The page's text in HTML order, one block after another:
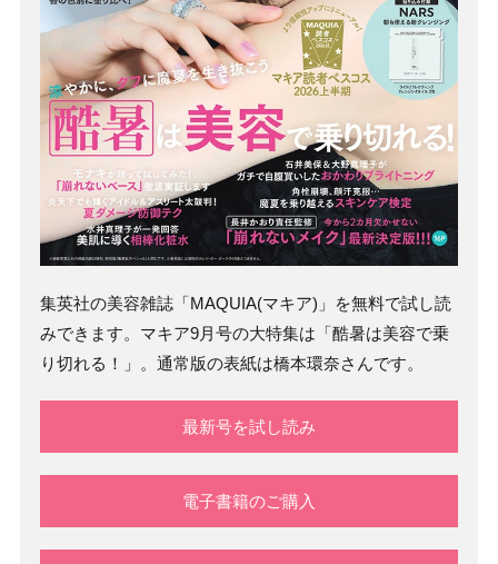
集英社の美容雑誌「MAQUIA(マキア)」を無料で試し読
みできます。マキア9月号の大特集は「酷暑は美容で乗
り切れる！」。通常版の表紙は橋本環奈さんです。
最新号を試し読み
電子書籍のご購入